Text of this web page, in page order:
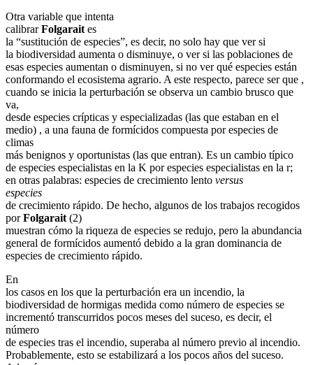
Otra variable que intenta
calibrarFolgarait es
la “sustitución de especies”, es decir, no solo hay que ver si
la biodiversidad aumenta o disminuye, o ver si las poblaciones de
esas especies aumentan o disminuyen, si no ver qué especies están
conformando el ecosistema agrario. A este respecto, parece ser que ,
cuando se inicia la perturbación se observa un cambio brusco que
va,
desde especies crípticas y especializadas (las que estaban en el
medio) , a una fauna de formícidos compuesta por especies de
climas
más benignos y oportunistas (las que entran). Es un cambio típico
de especies especialistas en la K por especies especialistas en la r;
en otras palabras: especies de crecimiento lento versus
especies
de crecimiento rápido. De hecho, algunos de los trabajos recogidos
porFolgarait (2)
muestran cómo la riqueza de especies se redujo, pero la abundancia
general de formícidos aumentó debido a la gran dominancia de
especies de crecimiento rápido.
En
los casos en los que la perturbación era un incendio, la
biodiversidad de hormigas medida como número de especies se
incrementó transcurridos pocos meses del suceso, es decir, el
número
de especies tras el incendio, superaba al número previo al incendio.
Probablemente, esto se estabilizará a los pocos años del suceso.